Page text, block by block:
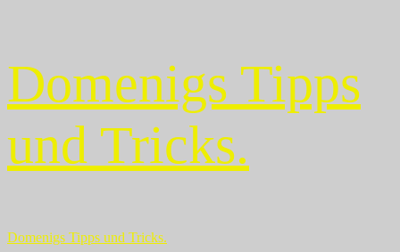
Inhalt
springen
Domenigs Tipps
und Tricks.
Primäres
Domenigs Tipps und Tricks.